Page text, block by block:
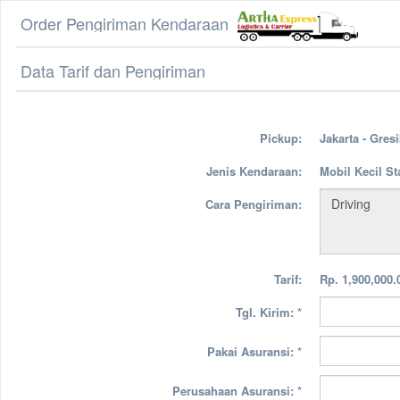
Order Pengiriman Kendaraan
Data Tarif dan Pengiriman
Pickup: Jakarta -
Jenis Kendaraan:
Mobil Kecil
Cara Pengiriman:
Tarif:
Rp.
Tgl. Kirim: *
Pakai Asuransi: *
Perusahaan Asuransi: *